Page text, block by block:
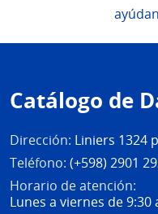
de
página
Catálogo de
Dirección: Liniers 1324
Teléfono: (+598) 2901
Horario de atención:
Lunes a viernes de 9:30